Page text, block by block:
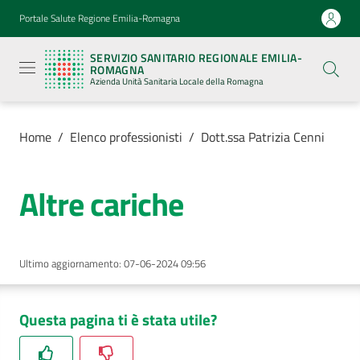
Vai al contenuto
Vai alla navigazione
Vai al footer
Portale Salute Regione Emilia-Romagna
SERVIZIO SANITARIO REGIONALE EMILIA-
ROMAGNA
Azienda Unità Sanitaria Locale della Romagna
Sanitario
Regionale
Emilia-
Romagna
Azienda
Sanitaria
Locale della
Servizi
Luoghi
di
cura
Home / Elenco professionisti / Dott.ssa Patrizia Cenni
Altre cariche
Ultimo aggiornamento: 07-06-2024 09:56
Questa pagina ti è stata utile?